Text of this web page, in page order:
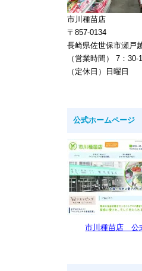
市川種苗店
〒857-0134
長崎県佐世保市瀬戸
（営業時間） 7：30-
（定休日）日曜日
公式ホームページ
市川種苗店 公